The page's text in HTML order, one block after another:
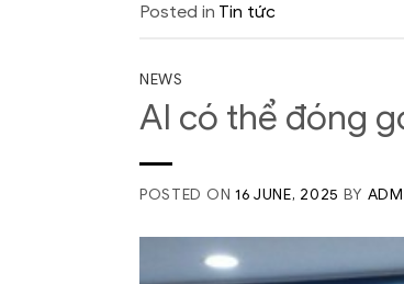
Posted in Tin tức
NEWS
AI có thể đóng
POSTED ON 16 JUNE, 2025 BY